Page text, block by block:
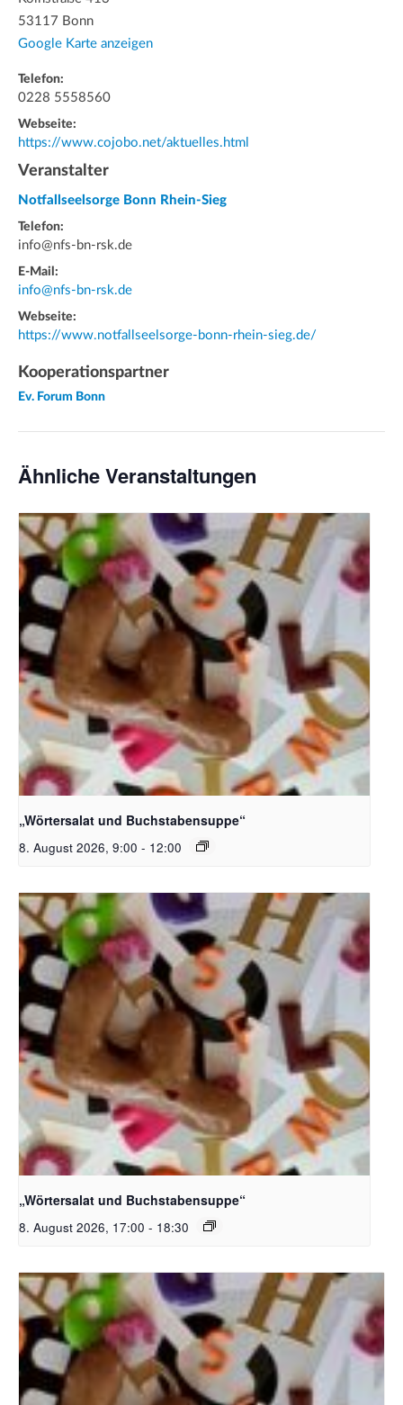
53117 Bonn
Google Karte anzeigen
Telefon:
0228 5558560
Webseite:
https://www.cojobo.net/aktuelles.html
Veranstalter
Notfallseelsorge Bonn Rhein-Sieg
Telefon:
info@nfs-bn-rsk.de
E-Mail:
info@nfs-bn-rsk.de
Webseite:
https://www.notfallseelsorge-bonn-rhein-sieg.de/
Kooperationspartner
Ev. Forum Bonn
Ähnliche Veranstaltungen
Bildquelle_ Pixabay Free_Christoph Meinersmann
„Wörtersalat und Buchstabensuppe“
8. August 2026, 9:00 - 12:00
Bildquelle_ Pixabay Free_Christoph Meinersmann
„Wörtersalat und Buchstabensuppe“
8. August 2026, 17:00 - 18:30